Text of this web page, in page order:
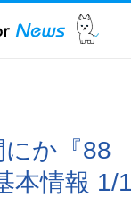
にか『88
本情報 1/1